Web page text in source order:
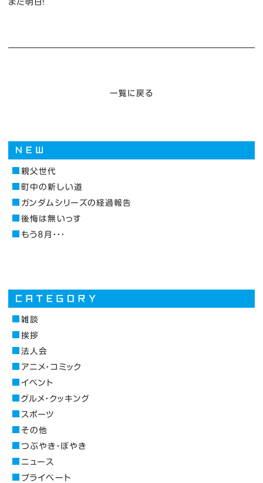
また明日！
一覧に戻る
親父世代
町中の新しい道
ガンダムシリーズの経過報告
後悔は無いっす
もう８月・・・
雑談
挨拶
法人会
アニメ・コミック
イベント
グルメ・クッキング
スポーツ
その他
つぶやき・ぼやき
ニュース
プライベート